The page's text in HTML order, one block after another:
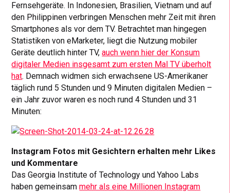
Fernsehgeräte. In Indonesien, Brasilien, Vietnam und auf
den Philippinen verbringen Menschen mehr Zeit mit ihren
Smartphones als vor dem TV. Betrachtet man hingegen
Statistiken von eMarketer, liegt die Nutzung mobiler
Geräte deutlich hinter TV,auch wenn hier der Konsum
digitaler Medien insgesamt zum ersten Mal TV überholt
hat. Demnach widmen sich erwachsene US-Amerikaner
täglich rund 5 Stunden und 9 Minuten digitalen Medien –
ein Jahr zuvor waren es noch rund 4 Stunden und 31
Minuten:
Instagram Fotos mit Gesichtern erhalten mehr Likes
und Kommentare
Das Georgia Institute of Technology und Yahoo Labs
haben gemeinsammehr als eine Millionen Instagram